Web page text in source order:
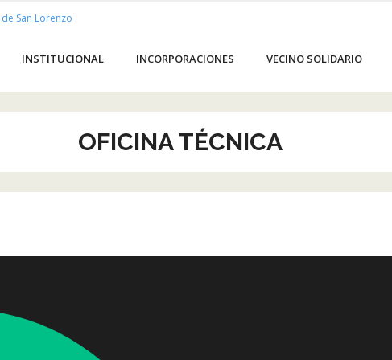
INSTITUCIONAL INCORPORACIONES VECINO SOLIDARIO
OFICINA TÉCNICA